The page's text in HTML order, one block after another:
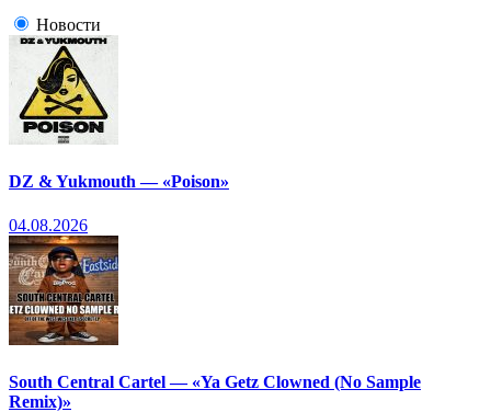
Новости
DZ & Yukmouth — «Poison»
04.08.2026
South Central Cartel — «Ya Getz Clowned (No Sample
Remix)»